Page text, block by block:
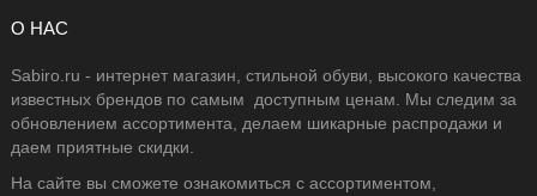
О НАС
Sabiro.ru - интернет магазин, стильной обуви, высокого качества
известных брендов по самым доступным ценам. Мы следим за
обновлением ассортимента, делаем шикарные распродажи и
даем приятные скидки.
На сайте вы сможете ознакомиться с ассортиментом,